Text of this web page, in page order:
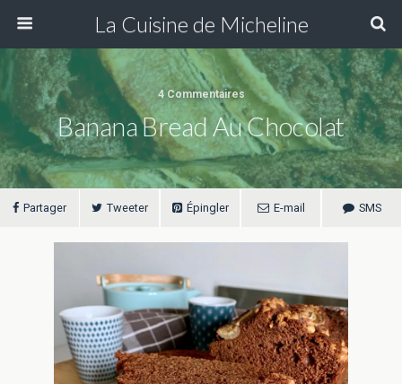
La Cuisine de Micheline
4 Commentaires
Banana Bread Au Chocolat
Partager Tweeter Épingler E-mail SMS